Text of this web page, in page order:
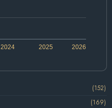
2024 2026
2025
(152)
(169)